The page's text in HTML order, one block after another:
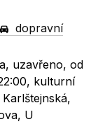
dopravní
uzavřeno, od
kulturní
U